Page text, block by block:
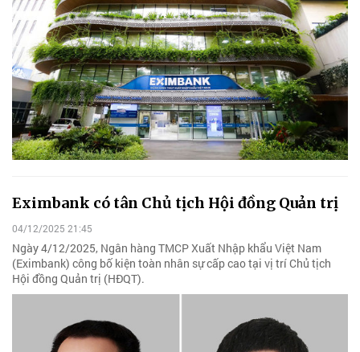
Eximbank có tân Chủ tịch Hội đồng Quản trị
04/12/2025 21:45
Ngày 4/12/2025, Ngân hàng TMCP Xuất Nhập khẩu Việt Nam
(Eximbank) công bố kiện toàn nhân sự cấp cao tại vị trí Chủ tịch
Hội đồng Quản trị (HĐQT).